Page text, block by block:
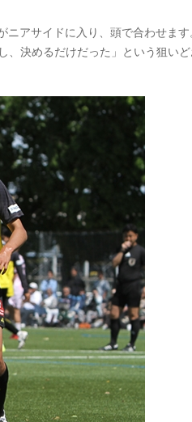
ニアサイドに入り、頭で合わせま
、決めるだけだった」という狙い